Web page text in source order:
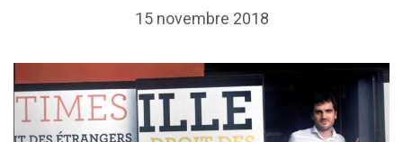
15 novembre 2018